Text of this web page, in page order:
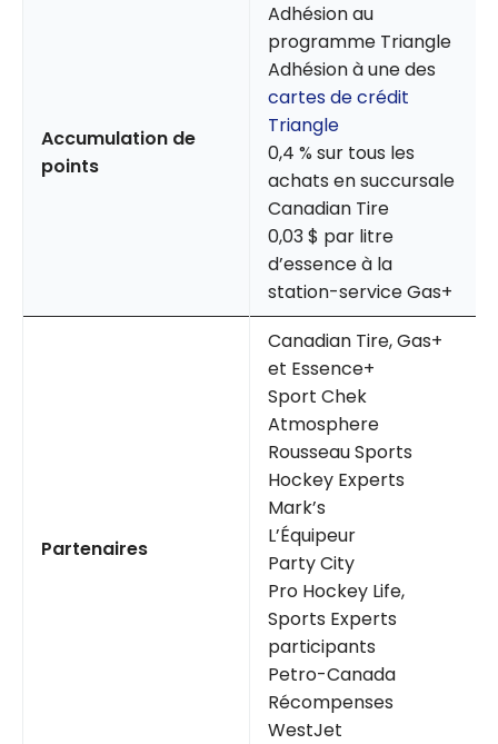
Accumulation de
points
Adhésion au
programme Triangle
Adhésion à une des
cartes de crédit
Triangle
0,4 % sur tous les
achats en succursale
Canadian Tire
0,03 $ par litre
d’essence à la
station-service Gas+
Partenaires
Canadian Tire, Gas+
et Essence+
Sport Chek
Atmosphere
Rousseau Sports
Hockey Experts
Mark’s
L’Équipeur
Party City
Pro Hockey Life,
Sports Experts
participants
Petro-Canada
Récompenses
WestJet